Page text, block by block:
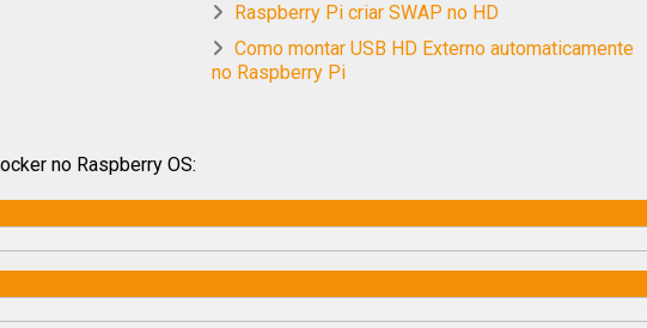
Raspberry Pi criar SWAP no HD
Como montar USB HD Externo automaticamente
no Raspberry Pi
no Raspberry OS: